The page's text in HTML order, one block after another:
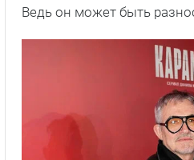
Ведь он может быть